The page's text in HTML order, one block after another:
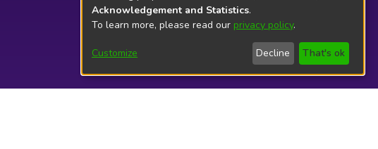
Acknowledgement and Statistics.
To learn more, please read our privacy policy.
Customize Decline That's ok